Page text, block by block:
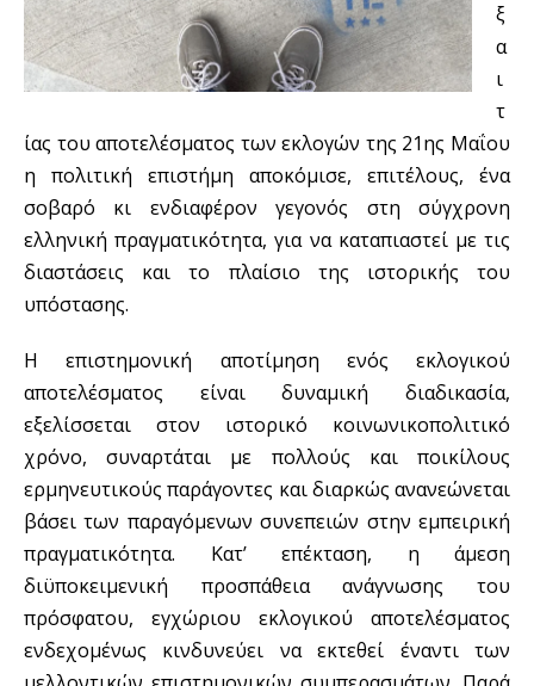
ξ
α
ι
τ
ίας του αποτελέσματος των εκλογών της 21ης Μαΐου
η πολιτική επιστήμη αποκόμισε, επιτέλους, ένα
σοβαρό κι ενδιαφέρον γεγονός στη σύγχρονη
ελληνική πραγματικότητα, για να καταπιαστεί με τις
διαστάσεις και το πλαίσιο της ιστορικής του
υπόστασης.
Η επιστημονική αποτίμηση ενός εκλογικού
αποτελέσματος είναι δυναμική διαδικασία,
εξελίσσεται στον ιστορικό κοινωνικοπολιτικό
χρόνο, συναρτάται με πολλούς και ποικίλους
ερμηνευτικούς παράγοντες και διαρκώς ανανεώνεται
βάσει των παραγόμενων συνεπειών στην εμπειρική
πραγματικότητα. Κατ’ επέκταση, η άμεση
διϋποκειμενική προσπάθεια ανάγνωσης του
πρόσφατου, εγχώριου εκλογικού αποτελέσματος
ενδεχομένως κινδυνεύει να εκτεθεί έναντι των